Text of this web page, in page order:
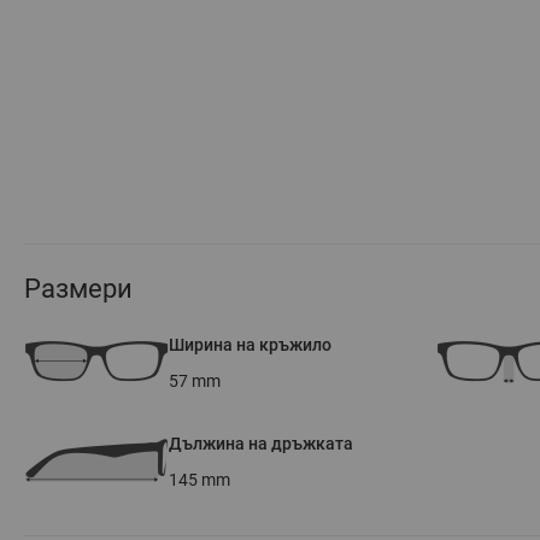
Размери
Ширина на кръжило
57 mm
Дължина на дръжката
145 mm